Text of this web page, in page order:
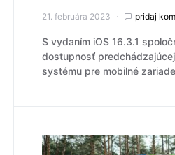
21. februára 2023 pridaj
S vydaním iOS 16.3.1
dostupnosť
systému pre mobilné